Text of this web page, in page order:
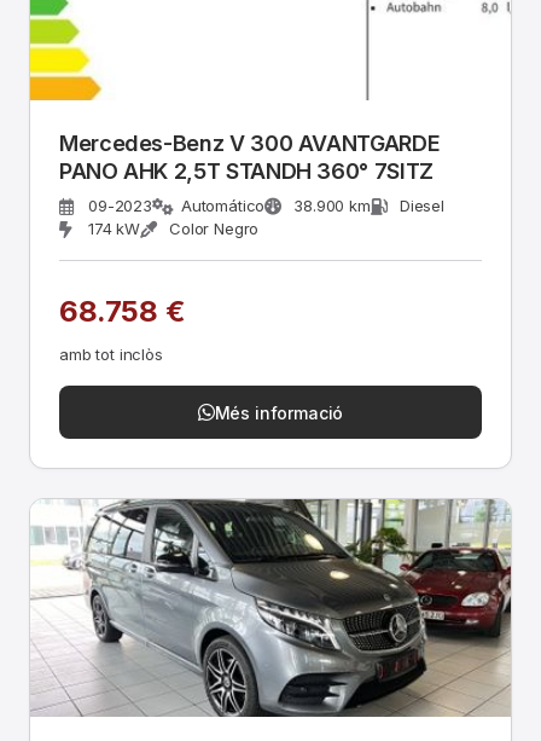
Mercedes-Benz V 300 AVANTGARDE
PANO AHK 2,5T STANDH 360° 7SITZ
09-2023 Automático 38.900 km
Diesel
174 kW
Color Negro
68.758 €
amb tot inclòs
Més informació